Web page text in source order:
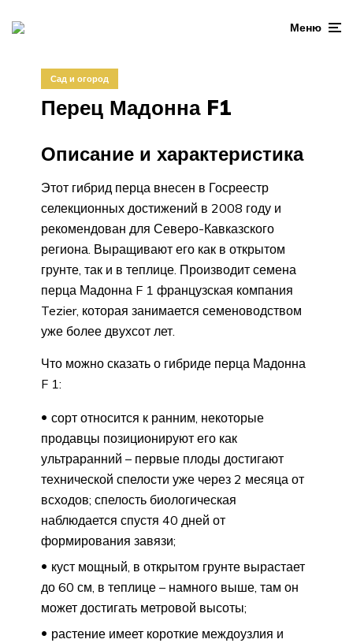
Меню
Сад и огород
Перец Мадонна F1
Описание и характеристика
Этот гибрид перца внесен в Госреестр
селекционных достижений в 2008 году и
рекомендован для Северо-Кавказского
региона. Выращивают его как в открытом
грунте, так и в теплице. Производит семена
перца Мадонна F 1 французская компания
Tezier, которая занимается семеноводством
уже более двухсот лет.
Что можно сказать о гибриде перца Мадонна
F 1:
сорт относится к ранним, некоторые
продавцы позиционируют его как
ультраранний – первые плоды достигают
технической спелости уже через 2 месяца от
всходов; спелость биологическая
наблюдается спустя 40 дней от
формирования завязи;
куст мощный, в открытом грунте вырастает
до 60 см, в теплице – намного выше, там он
может достигать метровой высоты;
растение имеет короткие междоузлия и